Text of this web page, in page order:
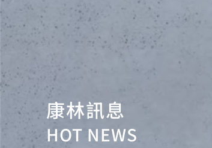
康林訊息
HOT NEWS